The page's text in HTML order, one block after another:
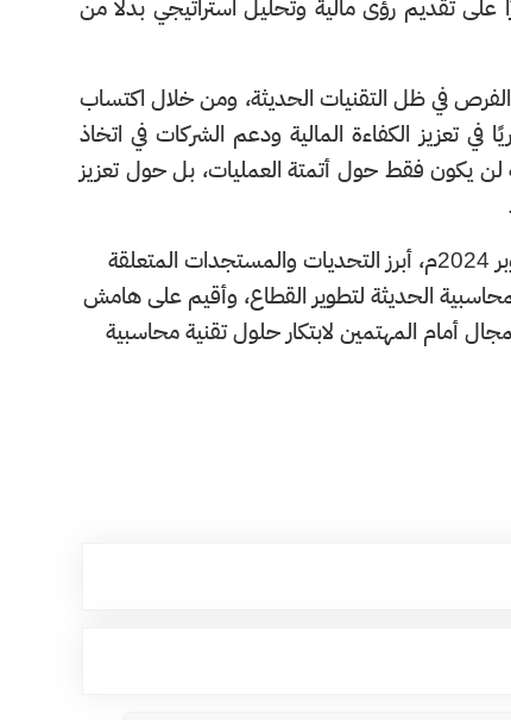
على تقديم رؤى مالية وتحليل استراتيجي بدلاً من
في ظل التقنيات الحديثة، ومن خلال اكتساب
في تعزيز الكفاءة المالية ودعم الشركات في اتخاذ
لن يكون فقط حول أتمتة العمليات، بل حول تعزيز
ويناقش المؤتمر الذي يستمر حتى 15 ربيع الآخر 1446هـ الموافق 19 أكتوبر 2024م، أبرز التحديات والمستجدات المتعلقة
الحديثة لتطوير القطاع، وأقيم على هامش
أمام المهتمين لابتكار حلول تقنية محاسبية